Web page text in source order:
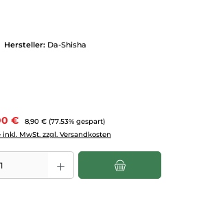
Hersteller: Da-Shisha
€ Regulärer Preis:
8,90 € (77.53% gespart)
inkl. MwSt. zzgl. Versandkosten
den gewünschten Wert ein oder benutze die